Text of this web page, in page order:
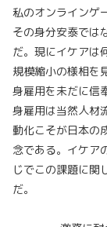
私のオンラインゲ
その身分安泰では
だ。現にイケアは
規模縮小の様相を
身雇用を未だに信
身雇用は当然人材
動化こそが日本の
念である。イケア
じでこの課題に関
だ。